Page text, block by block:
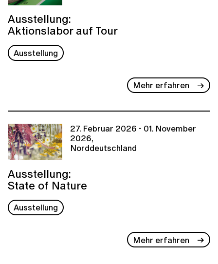
Ausstellung:
Aktionslabor auf Tour
Ausstellung
Mehr erfahren
27. Februar 2026 - 01. November
2026,
Norddeutschland
Ausstellung:
State of Nature
Ausstellung
Mehr erfahren